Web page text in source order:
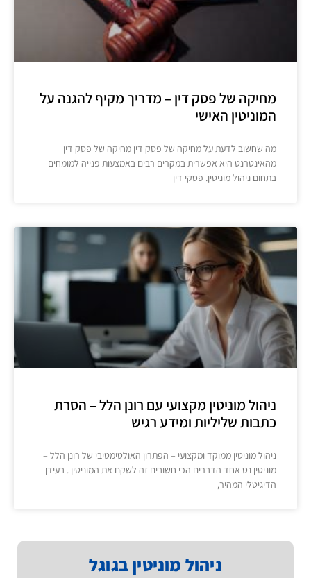
ניהול מוניטין בגוגל
מחיקה של פסק דין – מדריך מקיף להגנה על
המוניטין האישי
מה שחשוב לדעת על מחיקה של פסק דין מחיקה של פסק דין
מהאינטרנט היא אפשרית במקרים רבים באמצעות פנייה למומחים
בתחום ניהול מוניטין. פסקי דין
ניהול מוניטין מקצועי עם רונן הלל – הסרת
כתבות שליליות ומידע רגיש
ניהול מוניטין ממוקד ומקצועי – הפתרון האולטימטיבי של רונן הלל –
מוניטין נט אחד הדברים הכי חשובים זה לשקם את המוניטין . בעידן
הדיגיטלי המהיר,